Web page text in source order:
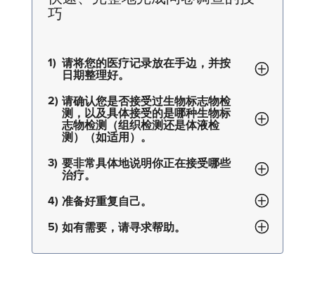
巧
请将您的医疗记录放在手边，并按
日期整理好。
请确认您是否接受过生物标志物检
测，以及具体接受的是哪种生物标
志物检测（组织检测还是体液检
测）（如适用）。
要非常具体地说明你正在接受哪些
治疗。
准备好重复自己。
如有需要，请寻求帮助。